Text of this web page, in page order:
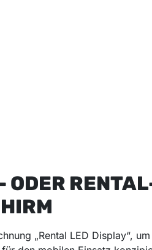
ODER
„Rental LED Display“,